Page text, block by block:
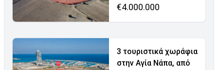
€4.000.000
3 τουριστικά χωράφια
στην Αγία Νάπα, από